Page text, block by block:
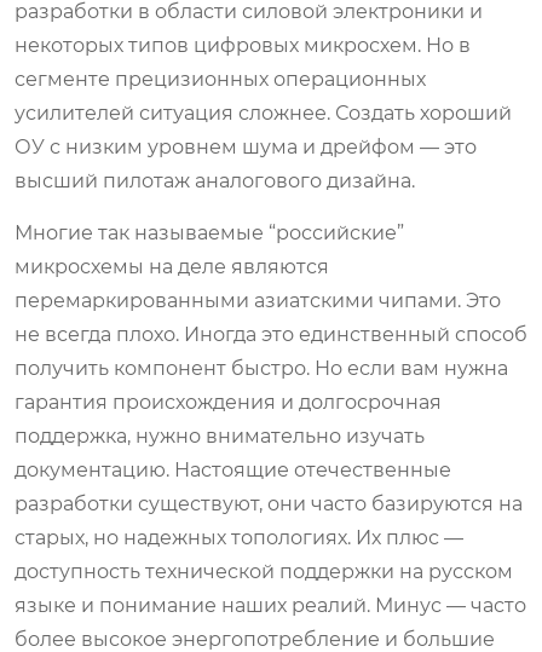
разработки в области силовой электроники и
некоторых типов цифровых микросхем. Но в
сегменте прецизионных операционных
усилителей ситуация сложнее. Создать хороший
ОУ с низким уровнем шума и дрейфом — это
высший пилотаж аналогового дизайна.
Многие так называемые “российские”
микросхемы на деле являются
перемаркированными азиатскими чипами. Это
не всегда плохо. Иногда это единственный способ
получить компонент быстро. Но если вам нужна
гарантия происхождения и долгосрочная
поддержка, нужно внимательно изучать
документацию. Настоящие отечественные
разработки существуют, они часто базируются на
старых, но надежных топологиях. Их плюс —
доступность технической поддержки на русском
языке и понимание наших реалий. Минус — часто
более высокое энергопотребление и большие